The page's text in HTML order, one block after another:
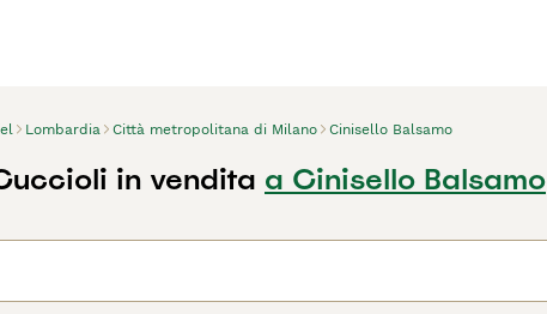
Lombardia Città metropolitana di Milano Cinisello Balsamo
in vendita a Cinisello Balsamo